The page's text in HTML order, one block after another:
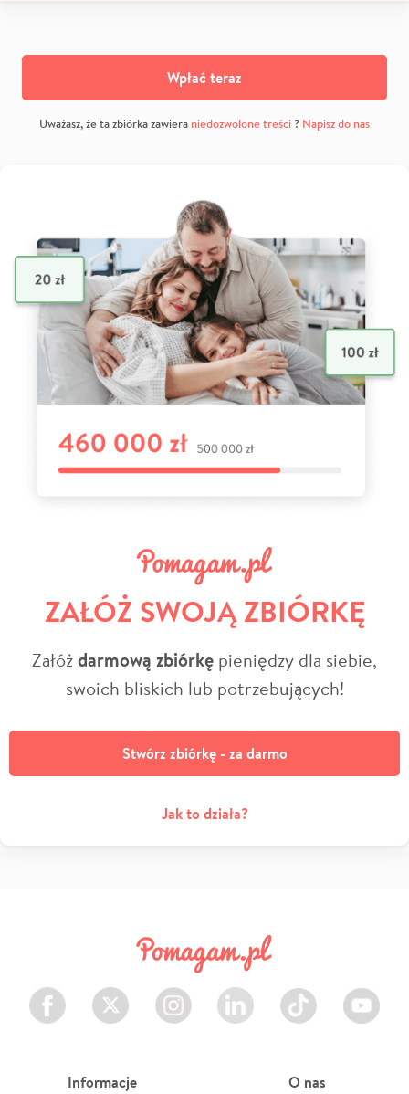
Wpłać teraz
Uważasz, że ta zbiórka zawiera niedozwolone treści? Napisz do nas
ZAŁÓŻ SWOJĄ ZBIÓRKĘ
Załóżdarmową zbiórkę pieniędzy dla siebie,
swoich bliskich lub potrzebujących!
Stwórz zbiórkę - za darmo
Jak to działa?
Facebook Twitter Instagram LinkedIn TikTok Youtube
Informacje O nas